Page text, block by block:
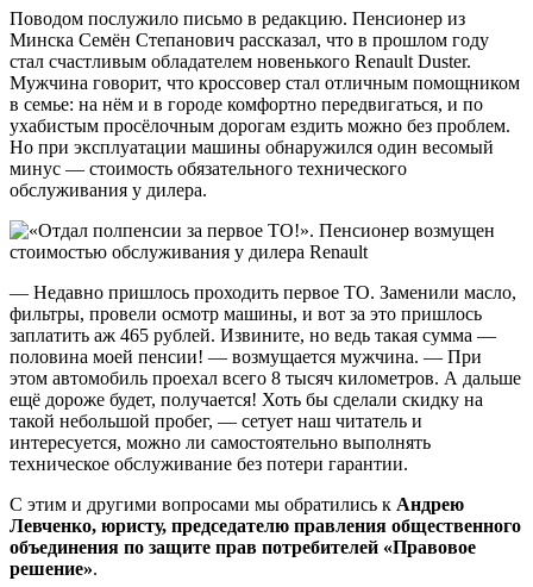
Поводом послужило письмо в редакцию. Пенсионер из
Минска Семён Степанович рассказал, что в прошлом году
стал счастливым обладателем новенького Renault Duster.
Мужчина говорит, что кроссовер стал отличным помощником
в семье: на нём и в городе комфортно передвигаться, и по
ухабистым просёлочным дорогам ездить можно без проблем.
Но при эксплуатации машины обнаружился один весомый
минус — стоимость обязательного технического
обслуживания у дилера.
— Недавно пришлось проходить первое ТО. Заменили масло,
фильтры, провели осмотр машины, и вот за это пришлось
заплатить аж 465 рублей. Извините, но ведь такая сумма —
половина моей пенсии! — возмущается мужчина. — При
этом автомобиль проехал всего 8 тысяч километров. А дальше
ещё дороже будет, получается! Хоть бы сделали скидку на
такой небольшой пробег, — сетует наш читатель и
интересуется, можно ли самостоятельно выполнять
техническое обслуживание без потери гарантии.
С этим и другими вопросами мы обратились к Андрею
Левченко, юристу, председателю правления общественного
объединения по защите прав потребителей «Правовое
решение».